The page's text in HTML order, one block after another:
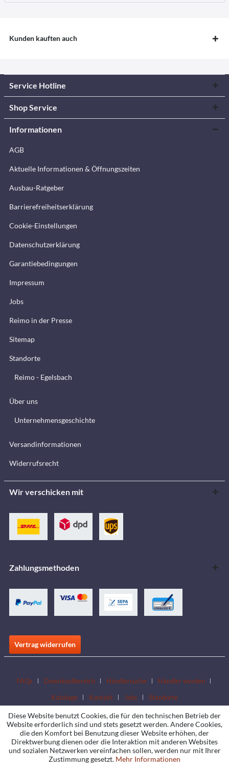
Kunden kauften auch
Service Hotline
Shop Service
Informationen
AGB
Aktuelle Informationen & Öffnungszeiten
Ausbau-Ratgeber
Barrierefreiheitserklärung
Cookie-Einstellungen
Datenschutzerklärung
Garantiebedingungen
Impressum
Jobs
Reimo in der Presse
Sitemap
Standorte
Reimo - Egelsbach
Über uns
Unternehmensgeschichte
Versandinformationen
Widerrufsrecht
Wir verschicken mit
Zahlungsmethoden
Vertrag widerrufen
FAQs Downloadbereich Händlersuche
Händler werden
Kataloge
Kontakt Jobs Standorte
Diese Website benutzt Cookies, die für den technischen Betrieb der
Website erforderlich sind und stets gesetzt werden. Andere Cookies,
die den Komfort bei Benutzung dieser Website erhöhen, der
Direktwerbung dienen oder die Interaktion mit anderen Websites
und sozialen Netzwerken vereinfachen sollen, werden nur mit Ihrer
Zustimmung gesetzt. Mehr Informationen